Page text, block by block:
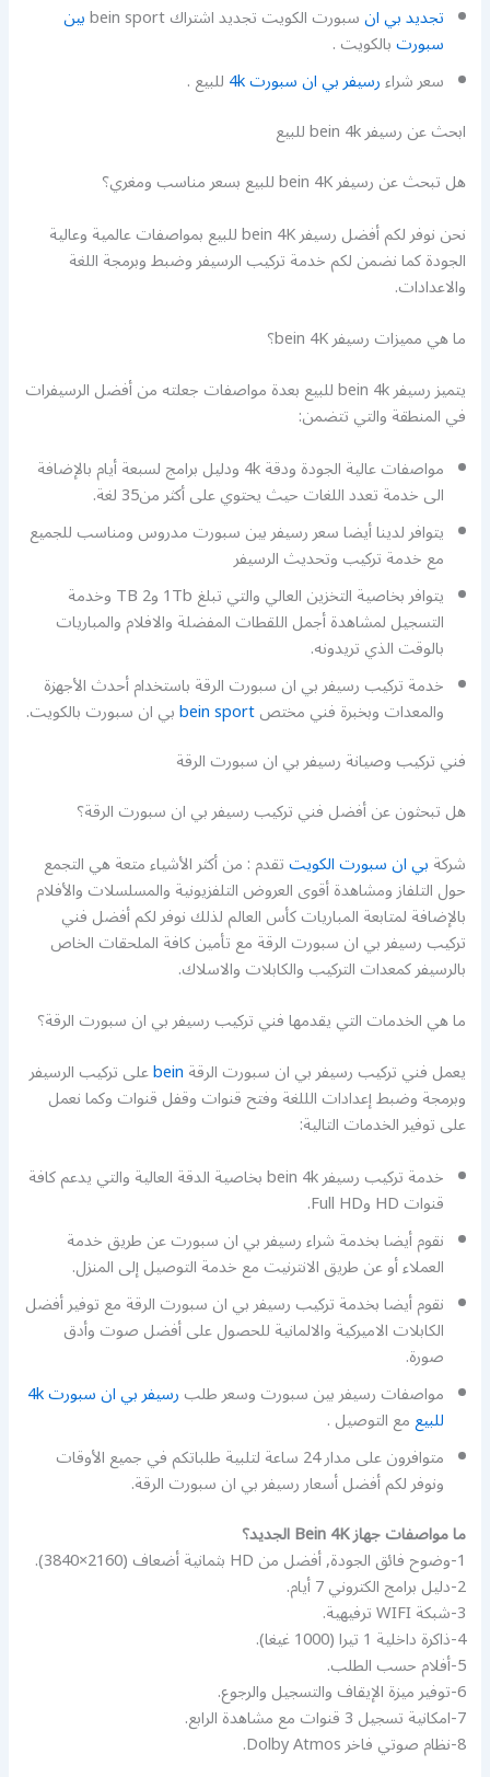
تجديد بي انسبورت الكويت تجديد اشتراك bein sport بين
سبورتبالكويت .
سعر شراءرسيفر بي ان سبورت 4k
للبيع .
ابحث عن رسيفر bein 4k للبيع
هل تبحث عن رسيفر bein 4K للبيع بسعر مناسب ومغري؟
نحن نوفر لكم أفضل رسيفر bein 4K للبيع بمواصفات عالمية وعالية
الجودة كما نضمن لكم خدمة تركيب الرسيفر وضبط وبرمجة اللغة
والاعدادات.
ما هي مميزات رسيفر bein 4K؟
يتميز رسيفر bein 4k للبيع بعدة مواصفات جعلته من أفضل الرسيفرات
في المنطقة والتي تتضمن:
مواصفات عالية الجودة ودقة 4k ودليل برامج لسبعة أيام بالإضافة
الى خدمة تعدد اللغات حيث يحتوي على أكثر من35 لغة.
يتوافر لدينا أيضا سعر رسيفر بين سبورت مدروس ومناسب للجميع
مع خدمة تركيب وتحديث الرسيفر
يتوافر بخاصية التخزين العالي والتي تبلغ 1Tb و2 TB وخدمة
التسجيل لمشاهدة أجمل اللقطات المفضلة والافلام والمباريات
بالوقت الذي تريدونه.
خدمة تركيب رسيفر بي ان سبورت الرقة باستخدام أحدث الأجهزة
والمعدات وبخبرة فني مختصbein sportبي ان سبورت بالكويت.
فني تركيب وصيانة رسيفر بي ان سبورت الرقة
هل تبحثون عن أفضل فني تركيب رسيفر بي ان سبورت الرقة؟
شركةبي ان سبورت الكويتتقدم : من أكثر الأشياء متعة هي التجمع
حول التلفاز ومشاهدة أقوى العروض التلفزيونية والمسلسلات والأفلام
بالإضافة لمتابعة المباريات كأس العالم لذلك نوفر لكم أفضل فني
تركيب رسيفر بي ان سبورت الرقة مع تأمين كافة الملحقات الخاص
بالرسيفر كمعدات التركيب والكابلات والاسلاك.
ما هي الخدمات التي يقدمها فني تركيب رسيفر بي ان سبورت الرقة؟
يعمل فني تركيب رسيفر بي ان سبورت الرقةbeinعلى تركيب الرسيفر
وبرمجة وضبط إعدادات الللغة وفتح قنوات وقفل قنوات وكما نعمل
على توفير الخدمات التالية:
خدمة تركيب رسيفر bein 4k بخاصية الدقة العالية والتي يدعم كافة
قنوات HD وFull HD.
نقوم أيضا بخدمة شراء رسيفر بي ان سبورت عن طريق خدمة
العملاء أو عن طريق الانترنيت مع خدمة التوصيل إلى المنزل.
نقوم أيضا بخدمة تركيب رسيفر بي ان سبورت الرقة مع توفير أفضل
الكابلات الاميركية والالمانية للحصول على أفضل صوت وأدق
صورة.
مواصفات رسيفر بين سبورت وسعر طلب
رسيفر بي ان سبورت 4k
للبيعمع التوصيل .
متوافرون على مدار 24 ساعة لتلبية طلباتكم في جميع الأوقات
ونوفر لكم أفضل أسعار رسيفر بي ان سبورت الرقة.
ما مواصفات جهاز Bein 4K الجديد؟
1-وضوح فائق الجودة, أفضل من HD بثمانية أضعاف (2160×3840).
2-دليل برامج الكتروني 7 أيام.
3-شبكة WIFI ترفيهية.
4-ذاكرة داخلية 1 تيرا (1000 غيغا).
5-أفلام حسب الطلب.
6-توفير ميزة الإيقاف والتسجيل والرجوع.
7-امكانية تسجيل 3 قنوات مع مشاهدة الرابع.
8-نظام صوتي فاخر Dolby Atmos.